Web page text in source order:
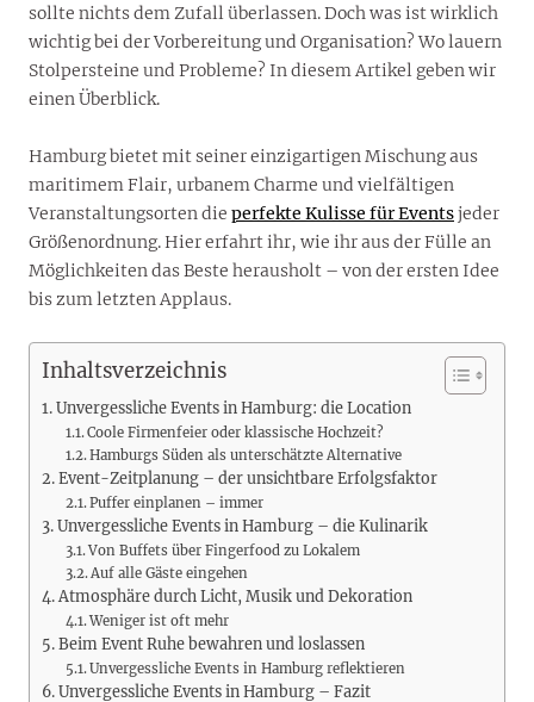
sollte nichts dem Zufall überlassen. Doch was ist wirklich
wichtig bei der Vorbereitung und Organisation? Wo lauern
Stolpersteine und Probleme? In diesem Artikel geben wir
einen Überblick.
Hamburg bietet mit seiner einzigartigen Mischung aus
maritimem Flair, urbanem Charme und vielfältigen
Veranstaltungsorten die perfekte Kulisse für Eventsjeder
Größenordnung. Hier erfahrt ihr, wie ihr aus der Fülle an
Möglichkeiten das Beste herausholt – von der ersten Idee
bis zum letzten Applaus.
Inhaltsverzeichnis
Unvergessliche Events in Hamburg: die Location
Coole Firmenfeier oder klassische Hochzeit?
Hamburgs Süden als unterschätzte Alternative
Event-Zeitplanung – der unsichtbare Erfolgsfaktor
Puffer einplanen – immer
Unvergessliche Events in Hamburg – die Kulinarik
Von Buffets über Fingerfood zu Lokalem
Auf alle Gäste eingehen
Atmosphäre durch Licht, Musik und Dekoration
Weniger ist oft mehr
Beim Event Ruhe bewahren und loslassen
Unvergessliche Events in Hamburg reflektieren
Unvergessliche Events in Hamburg – Fazit